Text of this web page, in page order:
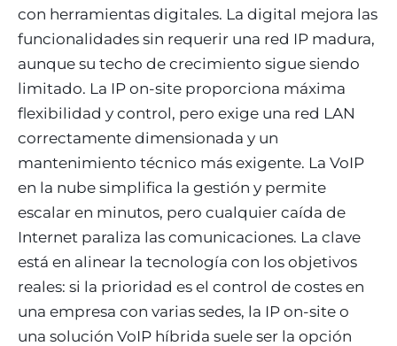
con herramientas digitales. La digital mejora las
funcionalidades sin requerir una red IP madura,
aunque su techo de crecimiento sigue siendo
limitado. La IP on-site proporciona máxima
flexibilidad y control, pero exige una red LAN
correctamente dimensionada y un
mantenimiento técnico más exigente. La VoIP
en la nube simplifica la gestión y permite
escalar en minutos, pero cualquier caída de
Internet paraliza las comunicaciones. La clave
está en alinear la tecnología con los objetivos
reales: si la prioridad es el control de costes en
una empresa con varias sedes, la IP on-site o
una solución VoIP híbrida suele ser la opción